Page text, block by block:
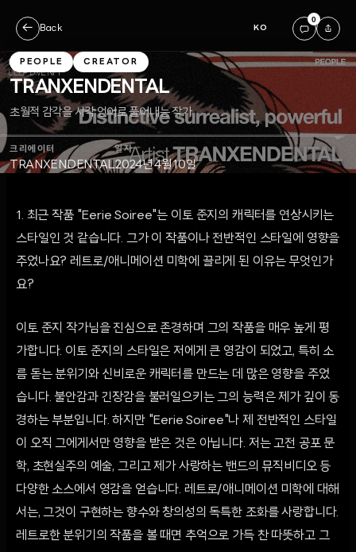
← Back KO
0
PEOPLE CREATOR
TRANXENDENTAL
초월적 감각을 시각 언어로 풀어내는 작가
크리에이터
TRANXENDENTAL
일자
2024년 4월 10일
1. 최근 작품 "Eerie Soiree"는 이토 준지의 캐릭터를 연상시키는
스타일인 것 같습니다. 그가 이 작품이나 전반적인 스타일에 영향을
주었나요? 레트로/애니메이션 미학에 끌리게 된 이유는 무엇인가
요?
이토 준지 작가님을 진심으로 존경하며 그의 작품을 매우 높게 평
가합니다. 이토 준지의 스타일은 저에게 큰 영감이 되었고, 특히 소
름 돋는 분위기와 신비로운 캐릭터를 만드는 데 많은 영향을 주었
습니다. 불안감과 긴장감을 불러일으키는 그의 능력은 제가 깊이 동
경하는 부분입니다. 하지만 "Eerie Soiree"나 제 전반적인 스타일
이 오직 그에게서만 영향을 받은 것은 아닙니다. 저는 고전 공포 문
학, 초현실주의 예술, 그리고 제가 사랑하는 밴드의 뮤직비디오 등
다양한 소스에서 영감을 얻습니다. 레트로/애니메이션 미학에 대해
서는, 그것이 구현하는 향수와 창의성의 독특한 조화를 사랑합니다.
레트로한 분위기의 작품을 볼 때면 추억으로 가득 찬 따뜻하고 그